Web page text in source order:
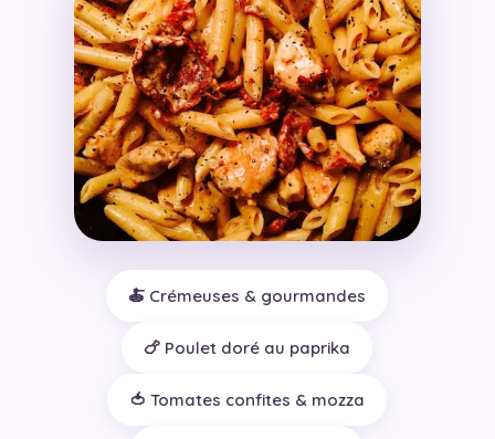
🍝 Crémeuses & gourmandes
🍗 Poulet doré au paprika
🍅 Tomates confites & mozza